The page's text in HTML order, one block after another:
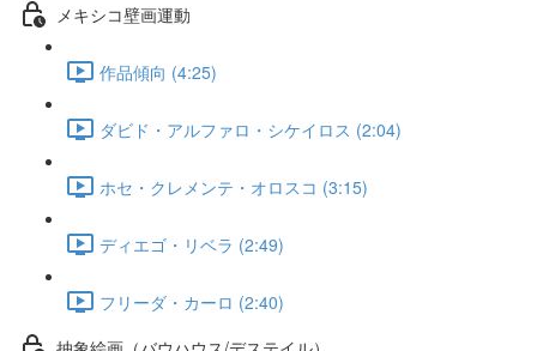
メキシコ壁画運動
作品傾向 (4:25)
ダビド・アルファロ・シケイロス (2:04)
ホセ・クレメンテ・オロスコ (3:15)
ディエゴ・リベラ (2:49)
フリーダ・カーロ (2:40)